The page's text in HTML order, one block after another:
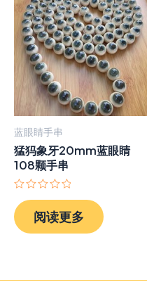
蓝眼睛手串
猛犸象牙20mm蓝眼睛
108颗手串
分
0
&sol;
阅读更多